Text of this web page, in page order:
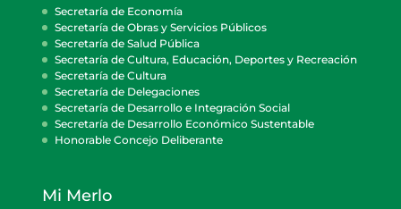
Secretaría de Economía
Secretaría de Obras y Servicios Públicos
Secretaría de Salud Pública
Secretaría de Cultura, Educación, Deportes y Recreación
Secretaría de Cultura
Secretaría de Delegaciones
Secretaría de Desarrollo e Integración Social
Secretaría de Desarrollo Económico Sustentable
Honorable Concejo Deliberante
Mi Merlo